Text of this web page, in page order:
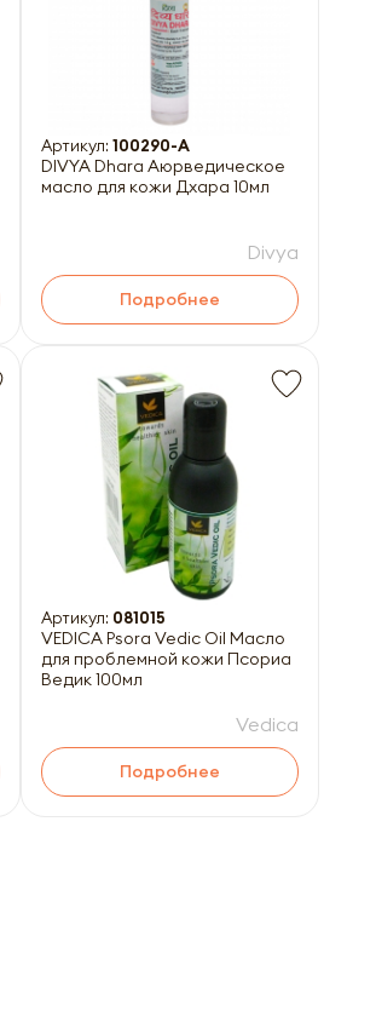
Артикул: 100290-A
DIVYA Dhara Аюрведическое
масло для кожи Дхара 10мл
Divya
Подробнее
Артикул: 081015
VEDICA Psora Vedic Oil Масло
для проблемной кожи Псориа
Ведик 100мл
Vedica
Подробнее